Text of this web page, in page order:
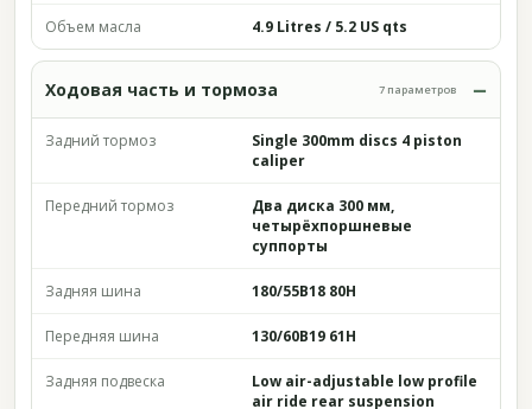
Объем масла 4.9 Litres / 5.2 US qts
Ходовая часть и тормоза 7 параметров
Задний тормоз
Single 300mm discs 4 piston
caliper
Передний тормоз
Два диска 300 мм,
четырёхпоршневые
суппорты
Задняя шина 180/55B18 80H
Передняя шина 130/60B19 61H
Задняя подвеска
Low air-adjustable low profile
air ride rear suspension